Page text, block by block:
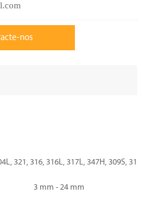
nos
321, 316, 316L, 317L, 347H, 309S,
3 mm - 24 mm